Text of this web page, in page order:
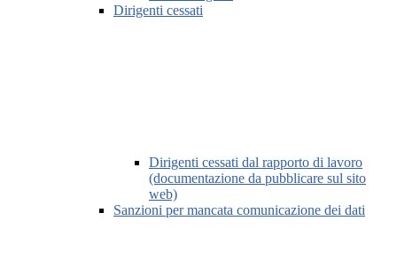
Dirigenti cessati
Dirigenti cessati dal rapporto di lavoro
(documentazione da pubblicare sul sito
web)
Sanzioni per mancata comunicazione dei dati